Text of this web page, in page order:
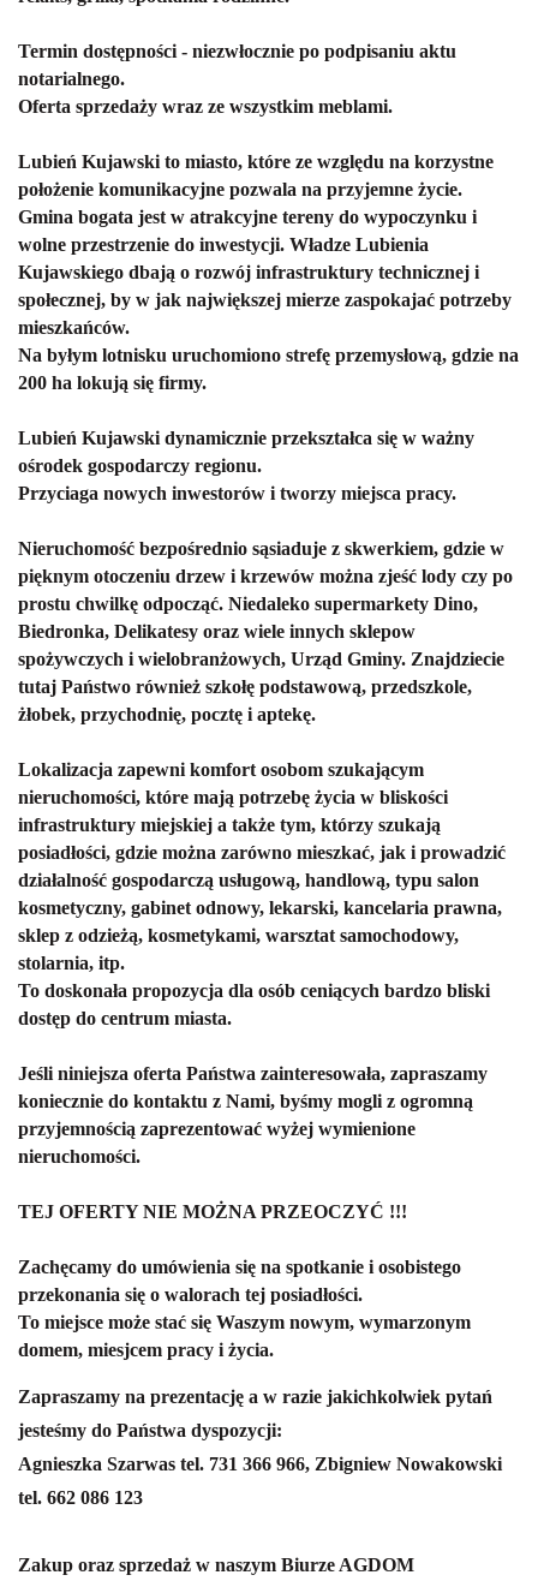
Termin dostępności - niezwłocznie po podpisaniu aktu
notarialnego.
Oferta sprzedaży wraz ze wszystkim meblami.
Lubień Kujawski to miasto, które ze względu na korzystne
położenie komunikacyjne pozwala na przyjemne życie.
Gmina bogata jest w atrakcyjne tereny do wypoczynku i
wolne przestrzenie do inwestycji. Władze Lubienia
Kujawskiego dbają o rozwój infrastruktury technicznej i
społecznej, by w jak największej mierze zaspokajać potrzeby
mieszkańców.
Na byłym lotnisku uruchomiono strefę przemysłową, gdzie na
200 ha lokują się firmy.
Lubień Kujawski dynamicznie przekształca się w ważny
ośrodek gospodarczy regionu.
Przyciaga nowych inwestorów i tworzy miejsca pracy.
Nieruchomość bezpośrednio sąsiaduje z skwerkiem, gdzie w
pięknym otoczeniu drzew i krzewów można zjeść lody czy po
prostu chwilkę odpocząć. Niedaleko supermarkety Dino,
Biedronka, Delikatesy oraz wiele innych sklepow
spożywczych i wielobranżowych, Urząd Gminy. Znajdziecie
tutaj Państwo również szkołę podstawową, przedszkole,
żłobek, przychodnię, pocztę i aptekę.
Lokalizacja zapewni komfort osobom szukającym
nieruchomości, które mają potrzebę życia w bliskości
infrastruktury miejskiej a także tym, którzy szukają
posiadłości, gdzie można zarówno mieszkać, jak i prowadzić
działalność gospodarczą usługową, handlową, typu salon
kosmetyczny, gabinet odnowy, lekarski, kancelaria prawna,
sklep z odzieżą, kosmetykami, warsztat samochodowy,
stolarnia, itp.
To doskonała propozycja dla osób ceniących bardzo bliski
dostęp do centrum miasta.
Jeśli niniejsza oferta Państwa zainteresowała, zapraszamy
koniecznie do kontaktu z Nami, byśmy mogli z ogromną
przyjemnością zaprezentować wyżej wymienione
nieruchomości.
TEJ OFERTY NIE MOŻNA PRZEOCZYĆ !!!
Zachęcamy do umówienia się na spotkanie i osobistego
przekonania się o walorach tej posiadłości.
To miejsce może stać się Waszym nowym, wymarzonym
domem, miesjcem pracy i życia.
Zapraszamy na prezentację a w razie jakichkolwiek pytań
jesteśmy do Państwa dyspozycji:
Agnieszka Szarwas tel. 731 366 966, Zbigniew Nowakowski
tel. 662 086 123
Zakup oraz sprzedaż w naszym Biurze AGDOM